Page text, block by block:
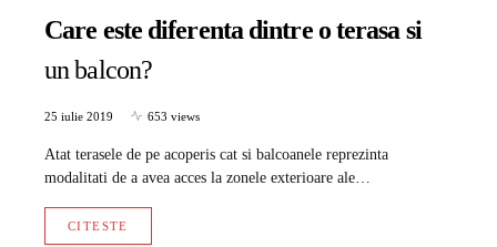
Care este diferenta dintre o terasa si
un balcon?
25 iulie 2019 653 views
Atat terasele de pe acoperis cat si balcoanele reprezinta
modalitati de a avea acces la zonele exterioare ale…
CITESTE